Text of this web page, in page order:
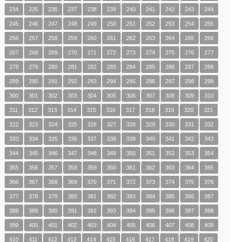
234 235 236 237 238 239 240 241 242 243 244
245 246 247 248 249 250 251 252 253 254 255
256 257 258 259 260 261 262 263 264 265 266
267 268 269 270 271 272 273 274 275 276 277
278 279 280 281 282 283 284 285 286 287 288
289 290 291 292 293 294 295 296 297 298 299
300 301 302 303 304 305 306 307 308 309 310
311 312 313 314 315 316 317 318 319 320 321
322 323 324 325 326 327 328 329 330 331 332
333 334 335 336 337 338 339 340 341 342 343
344 345 346 347 348 349 350 351 352 353 354
355 356 357 358 359 360 361 362 363 364 365
366 367 368 369 370 371 372 373 374 375 376
377 378 379 380 381 382 383 384 385 386 387
388 389 390 391 392 393 394 395 396 397 398
399 400 401 402 403 404 405 406 407 408 409
410 411 412 413 414 415 416 417 418 419 420